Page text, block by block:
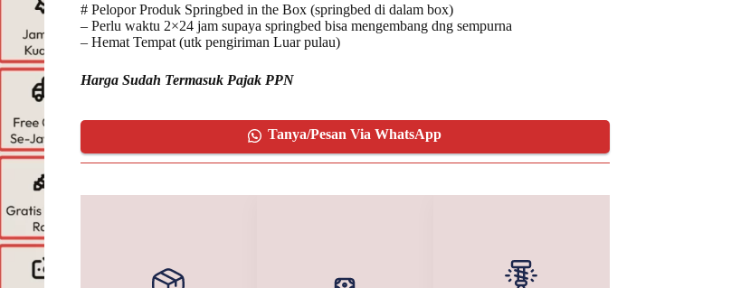
# Pelopor Produk Springbed in the Box (springbed di dalam box)
– Perlu waktu 2×24 jam supaya springbed bisa mengembang dng sempurna
– Hemat Tempat (utk pengiriman Luar pulau)
Harga Sudah Termasuk Pajak PPN
Tanya/Pesan Via WhatsApp